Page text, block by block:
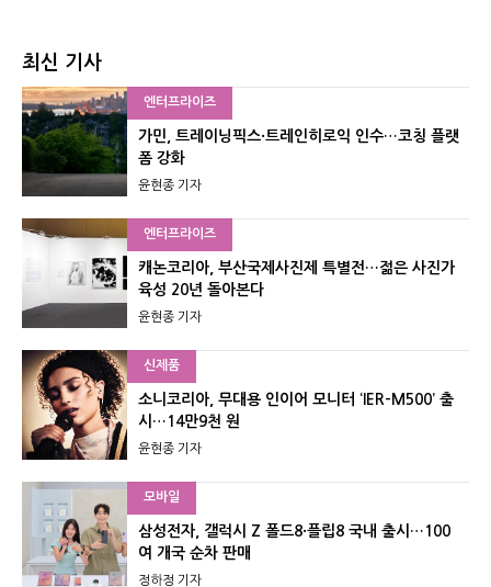
최신 기사
엔터프라이즈
가민, 트레이닝픽스·트레인히로익 인수…코칭 플랫
폼 강화
윤현종 기자
엔터프라이즈
캐논코리아, 부산국제사진제 특별전…젊은 사진가
육성 20년 돌아본다
윤현종 기자
신제품
소니코리아, 무대용 인이어 모니터 ‘IER-M500’ 출
시…14만9천 원
윤현종 기자
모바일
삼성전자, 갤럭시 Z 폴드8·플립8 국내 출시…100
여 개국 순차 판매
정하정 기자